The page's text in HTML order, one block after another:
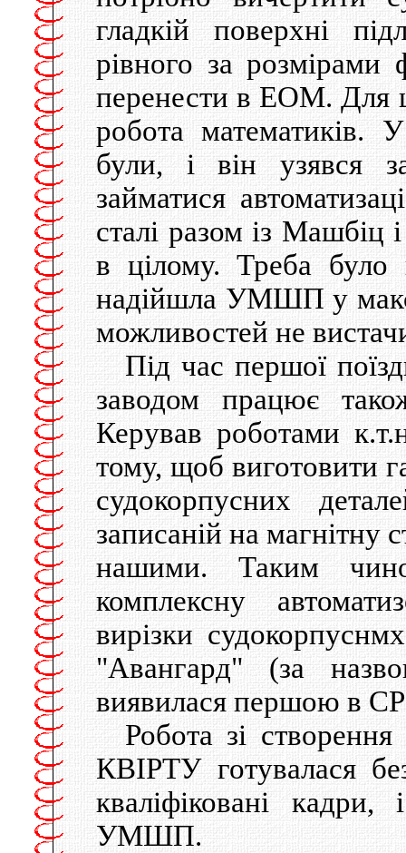
гладкій поверхні
рівного за
перенести в ЕОМ. Для
робота математиків.
були, і він узявся
займатися
сталі разом із Машбіц
в цілому. Треба
надійшла УМШП у
можливостей не
Під час першої
заводом працює
Керував роботами
тому, щоб виготовити
судокорпусних
записаній на магнітну
нашими. Таким
комплексну
вирізки
"Авангард" (за
виявилася першою в
Робота зі
КВІРТУ готувалася
кваліфіковані
УМШП.